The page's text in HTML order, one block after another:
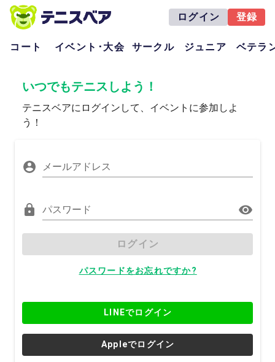
ログイン 登録
コート イベント･大会 サークル ジュニア ベテラ
いつでもテニスしよう！
テニスベアにログインして、イベントに参加しよ
う！
メールアドレス
パスワード
ログイン
パスワードをお忘れですか?
LINEでログイン
Appleでログイン